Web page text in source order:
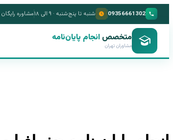
09356661302 شنبه تا پنج‌شنبه · ۹ الی ۱۸ مشاوره
متخصص انجام پایان‌نامه
مشاوران تهران